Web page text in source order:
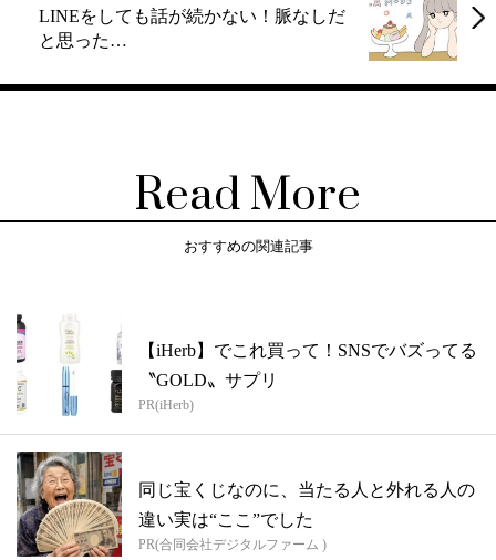
LINEをしても話が続かない！脈なしだ
と思った…
Read More
おすすめの関連記事
【iHerb】でこれ買って！SNSでバズってる
〝GOLD〟サプリ
PR(iHerb)
同じ宝くじなのに、当たる人と外れる人の
違い実は“ここ”でした
PR(合同会社デジタルファーム )